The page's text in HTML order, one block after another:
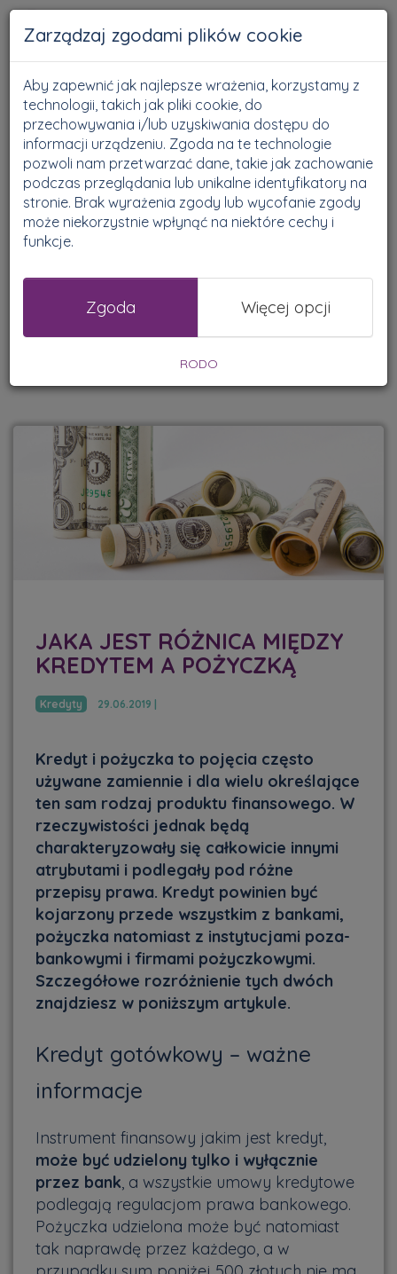
Zarządzaj zgodami plików cookie
Aby zapewnić jak najlepsze wrażenia, korzystamy z
technologii, takich jak pliki cookie, do
przechowywania i/lub uzyskiwania dostępu do
informacji urządzeniu. Zgoda na te technologie
pozwoli nam przetwarzać dane, takie jak zachowanie
podczas przeglądania lub unikalne identyfikatory na
stronie. Brak wyrażenia zgody lub wycofanie zgody
może niekorzystnie wpłynąć na niektóre cechy i
funkcje.
Zgoda Więcej opcji
RODO
Kredyty Pożyczki
Newsy
Oszczędzanie
Rankingi
BIK
Ochrona Danych Osobowych
JAKA JEST RÓŻNICA MIĘDZY
KREDYTEM A POŻYCZKĄ
Kredyty 29.06.2019 |
Kredyt i pożyczka to pojęcia często
używane zamiennie i dla wielu określające
ten sam rodzaj produktu finansowego. W
rzeczywistości jednak będą
charakteryzowały się całkowicie innymi
atrybutami i podlegały pod różne
przepisy prawa. Kredyt powinien być
kojarzony przede wszystkim z bankami,
pożyczka natomiast z instytucjami poza-
bankowymi i firmami pożyczkowymi.
Szczegółowe rozróżnienie tych dwóch
znajdziesz w poniższym artykule.
Kredyt gotówkowy – ważne
informacje
Instrument finansowy jakim jest kredyt,
może być udzielony tylko i wyłącznie
przez bank, a wszystkie umowy kredytowe
podlegają regulacjom prawa bankowego.
Pożyczka udzielona może być natomiast
tak naprawdę przez każdego, a w